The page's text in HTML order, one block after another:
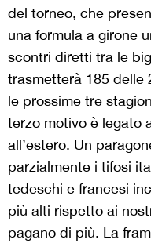
del torneo, che
una formula a girone
scontri diretti tra le
trasmetterà 185 delle
le prossime tre
terzo motivo è legato
all’estero. Un
parzialmente i tifosi
tedeschi e francesi
più alti rispetto ai
pagano di più. La